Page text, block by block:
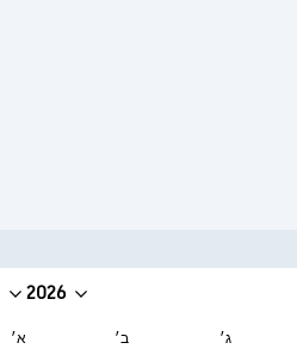
2026
א׳ ב׳ ג׳